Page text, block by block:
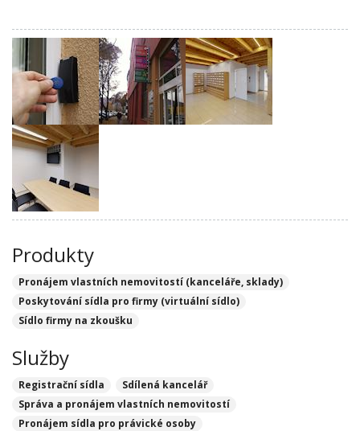
Produkty
Pronájem vlastních nemovitostí (kanceláře, sklady)
Poskytování sídla pro firmy (virtuální sídlo)
Sídlo firmy na zkoušku
Služby
Registrační sídla
Sdílená kancelář
Správa a pronájem vlastních nemovitostí
Pronájem sídla pro právické osoby